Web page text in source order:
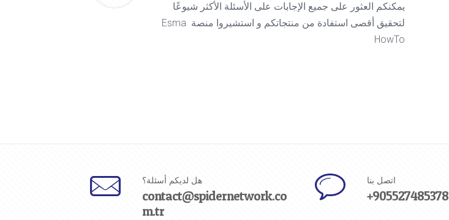
يمكنكم العثور على جميع الإجابات على الأسئلة الأكثر شيوعًا
لتحقيق أقصى استفادة من منتجاتكم و استشيروا منصة Esma
HowTo
هل لديكم أسئلة؟
contact@spidernetwork.co
m.tr
اتصل بنا
+905527485378